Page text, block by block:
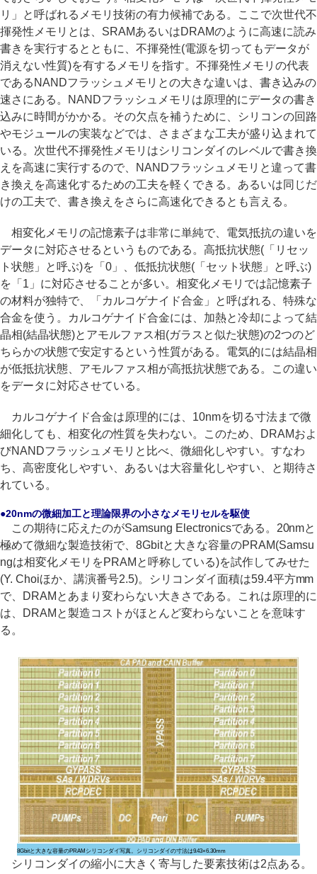
リ」と呼ばれるメモリ技術の有力候補である。ここで次世代不
揮発性メモリとは、SRAMあるいはDRAMのように高速に読み
書きを実行するとともに、不揮発性(電源を切ってもデータが
消えない性質)を有するメモリを指す。不揮発性メモリの代表
であるNANDフラッシュメモリとの大きな違いは、書き込みの
速さにある。NANDフラッシュメモリは原理的にデータの書き
込みに時間がかかる。その欠点を補うために、シリコンの回路
やモジュールの実装などでは、さまざまな工夫が盛り込まれて
いる。次世代不揮発性メモリはシリコンダイのレベルで書き換
えを高速に実行するので、NANDフラッシュメモリと違って書
き換えを高速化するための工夫を軽くできる。あるいは同じだ
けの工夫で、書き換えをさらに高速化できるとも言える。
相変化メモリの記憶素子は非常に単純で、電気抵抗の違いを
データに対応させるというものである。高抵抗状態(「リセッ
ト状態」と呼ぶ)を「0」、低抵抗状態(「セット状態」と呼ぶ)
を「1」に対応させることが多い。相変化メモリでは記憶素子
の材料が独特で、「カルコゲナイド合金」と呼ばれる、特殊な
合金を使う。カルコゲナイド合金には、加熱と冷却によって結
晶相(結晶状態)とアモルファス相(ガラスと似た状態)の2つのど
ちらかの状態で安定するという性質がある。電気的には結晶相
が低抵抗状態、アモルファス相が高抵抗状態である。この違い
をデータに対応させている。
カルコゲナイド合金は原理的には、10nmを切る寸法まで微
細化しても、相変化の性質を失わない。このため、DRAMおよ
びNANDフラッシュメモリと比べ、微細化しやすい。すなわ
ち、高密度化しやすい、あるいは大容量化しやすい、と期待さ
れている。
●20nmの微細加工と理論限界の小さなメモリセルを駆使
この期待に応えたのがSamsung Electronicsである。20nmと
極めて微細な製造技術で、8Gbitと大きな容量のPRAM(Samsu
ngは相変化メモリをPRAMと呼称している)を試作してみせた
(Y. Choiほか、講演番号2.5)。シリコンダイ面積は59.4平方mm
で、DRAMとあまり変わらない大きさである。これは原理的に
は、DRAMと製造コストがほとんど変わらないことを意味す
る。
8Gbitと大きな容量のPRAMシリコンダイ写真。シリコンダイの寸法は9.43×6.30mm
シリコンダイの縮小に大きく寄与した要素技術は2点ある。